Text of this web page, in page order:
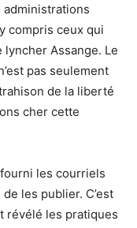
administrations
compris ceux qui
Assange. Le
pas seulement
de la liberté
cher cette
les courriels
les publier. C’est
révélé les pratiques